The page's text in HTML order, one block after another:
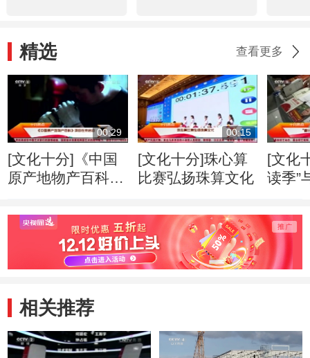
精选 查看更多
00:29
[文化十分]《中国
原产地物产百科》
00:15
[文化十分]珠心算
比赛弘扬珠算文化
[文化
读季”
相关推荐